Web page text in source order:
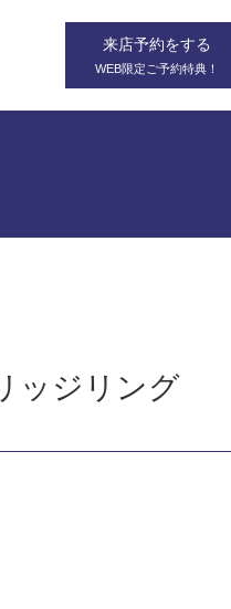
来店予約をする
WEB限定ご予約特典！
ッジリング